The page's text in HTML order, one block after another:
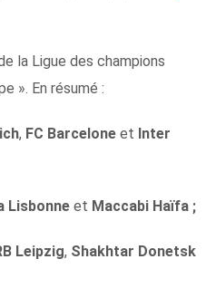
la Ligue des champions
». En résumé :
, FC Barcelone et Inter
Lisbonne et Maccabi Haïfa ;
Leipzig, Shakhtar Donetsk